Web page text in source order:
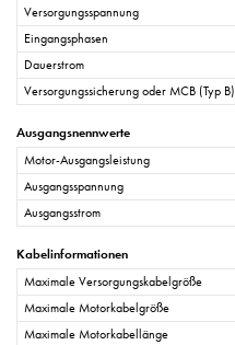
Versorgungsspannung
Eingangsphasen
Dauerstrom
Versorgungssicherung oder MCB (Typ B)
Ausgangsnennwerte
Motor-Ausgangsleistung
Ausgangsspannung
Ausgangsstrom
Kabelinformationen
Maximale Versorgungskabelgröße
Maximale Motorkabelgröße
Maximale Motorkabellänge